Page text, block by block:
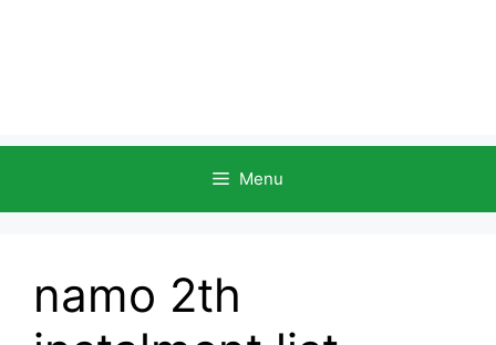
Menu
namo 2th